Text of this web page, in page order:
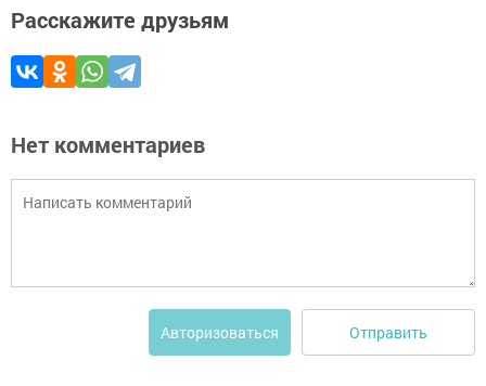
Расскажите друзьям
Нет комментариев
Авторизоваться Отправить